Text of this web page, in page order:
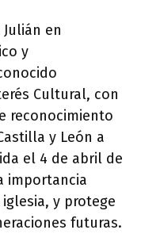
en
y
Cultural, con
reconocimiento
y León a
el 4 de abril de
importancia
y protege
futuras.